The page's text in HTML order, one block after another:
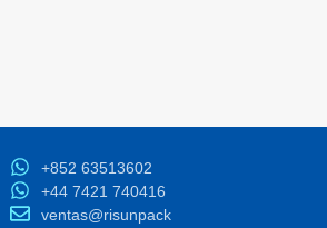
+852 63513602
+44 7421 740416
ventas@risunpack